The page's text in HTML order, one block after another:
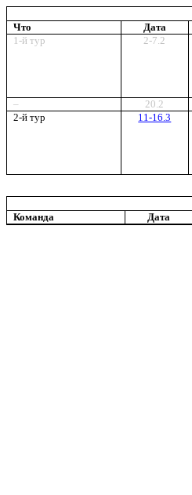
Что
Дата
1-й тур
2-7.2
– 20.2
2-й тур
11-16.3
Команда
Дата